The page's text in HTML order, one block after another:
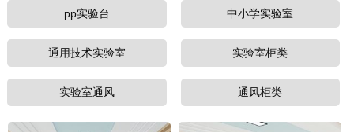
pp实验台 中小学实验室
通用技术实验室 实验室柜类
实验室通风 通风柜类